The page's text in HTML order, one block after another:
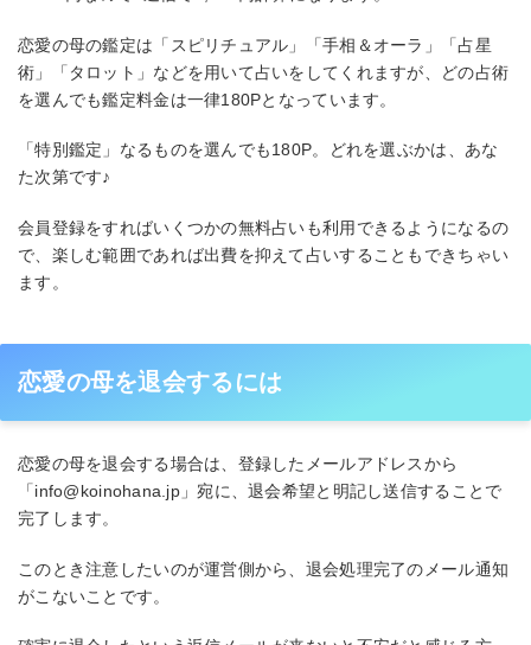
恋愛の母の鑑定は「スピリチュアル」「手相＆オーラ」「占星
術」「タロット」などを用いて占いをしてくれますが、どの占術
を選んでも鑑定料金は一律180Pとなっています。
「特別鑑定」なるものを選んでも180P。どれを選ぶかは、あな
た次第です♪
会員登録をすればいくつかの無料占いも利用できるようになるの
で、楽しむ範囲であれば出費を抑えて占いすることもできちゃい
ます。
恋愛の母を退会するには
恋愛の母を退会する場合は、登録したメールアドレスから
「info@koinohana.jp」宛に、退会希望と明記し送信することで
完了します。
このとき注意したいのが運営側から、退会処理完了のメール通知
がこないことです。